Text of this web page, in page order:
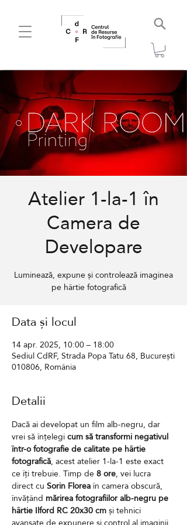
Atelier 1-la-1 în
Camera de
Developare
Luminează, expune și controlează imaginea
pe hârtie fotografică
Data și locul
14 apr. 2025, 10:00 – 18:00
Sediul CdRF, Strada Popa Tatu 68, București
010806, România
Detalii
Dacă ai developat un film alb-negru, dar
vrei să înțelegi cum să transformi negativul
într-o fotografie de calitate pe hârtie
fotografică, acest atelier 1-la-1 este exact
ce îți trebuie. Timp de 8 ore, vei lucra
direct cu Sorin Florea în camera obscură,
învățând mărirea fotografiilor alb-negru pe
hârtie Ilford RC 20x30 cm și tehnici